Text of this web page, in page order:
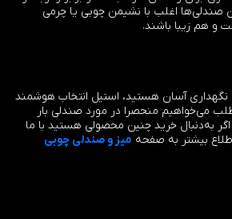
اغلب با نشیمن چوبی یا چرمی
و هم زیبا باشند.
نگهداری آسان هستید، استیل انتخاب هوشمند
می‌خواهیم منحصرا در مورد صندلی بار
به‌دنبال خرید چنین محصولی هستید با ما
بیشتر به صفحه میز و صندلی چوبی